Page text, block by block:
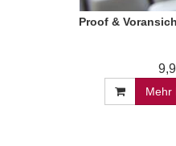
Proof &
Mehr